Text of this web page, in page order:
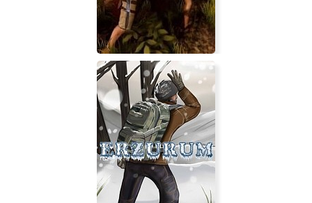
Deadly Tropics